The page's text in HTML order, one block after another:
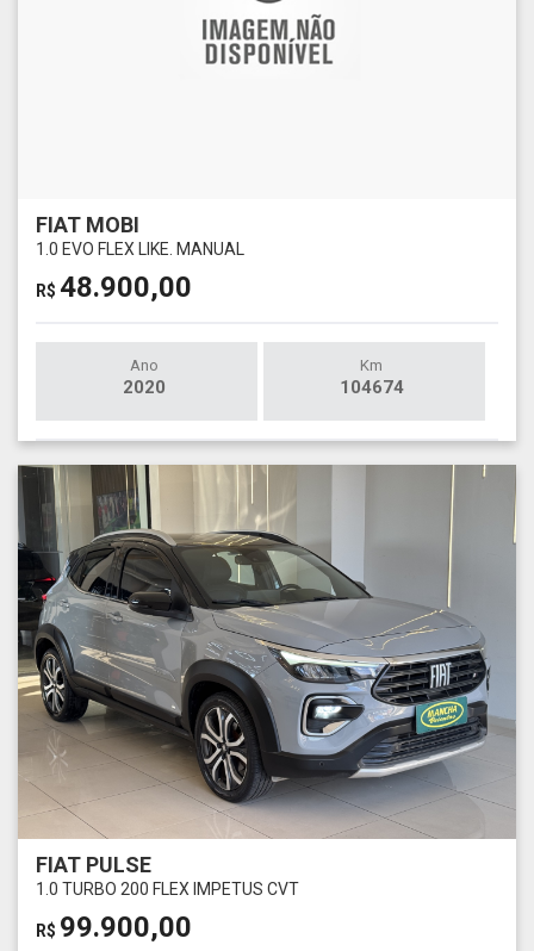
FIAT MOBI
1.0 EVO FLEX LIKE. MANUAL
R$ 48.900,00
Ano
2020
Km
104674
FIAT PULSE
1.0 TURBO 200 FLEX IMPETUS CVT
R$ 99.900,00